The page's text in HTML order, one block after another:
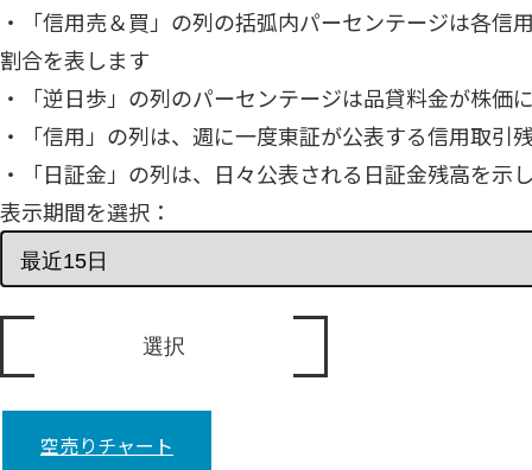
・「信用売＆買」の列の括弧内パーセンテージは各信
割合を表します
・「逆日歩」の列のパーセンテージは品貸料金が株価
・「信用」の列は、週に一度東証が公表する信用取引
・「日証金」の列は、日々公表される日証金残高を示
表示期間を選択：
空売りチャート